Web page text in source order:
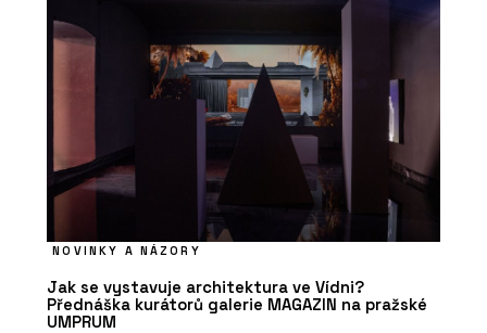
NOVINKY A NÁZORY
Jak se vystavuje architektura ve Vídni?
Přednáška kurátorů galerie MAGAZIN na pražské
UMPRUM